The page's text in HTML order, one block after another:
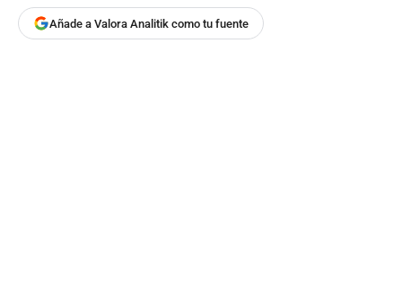
Añade a Valora Analitik como tu fuente